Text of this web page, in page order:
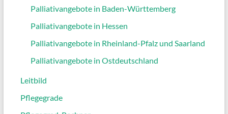
Palliativangebote in Baden-Württemberg
Palliativangebote in Hessen
Palliativangebote in Rheinland-Pfalz und Saarland
Palliativangebote in Ostdeutschland
Leitbild
Pflegegrade